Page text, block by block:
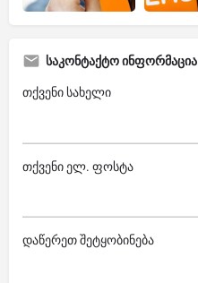
საკონტაქტო ინფორმაცია
თქვენი სახელი
თქვენი ელ. ფოსტა
დაწერეთ შეტყობინება